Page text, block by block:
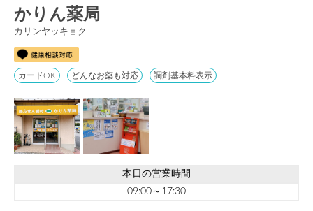
かりん薬局
カリンヤッキョク
カードOK どんなお薬も対応 調剤基本料表示
本日の営業時間
09:00～17:30